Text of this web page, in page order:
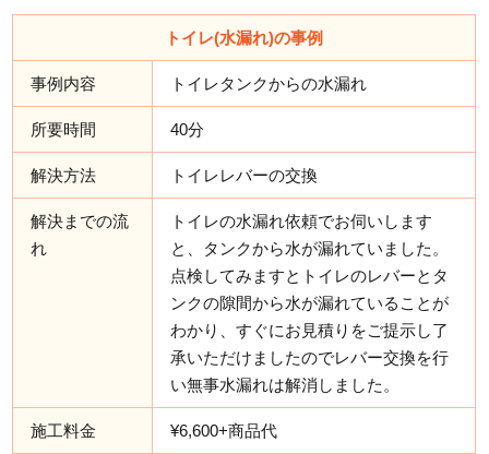
トイレ(水漏れ)の事例
事例内容 トイレタンクからの水漏れ
所要時間 40分
解決方法 トイレレバーの交換
解決までの流
れ
トイレの水漏れ依頼でお伺いします
と、タンクから水が漏れていました。
点検してみますとトイレのレバーとタ
ンクの隙間から水が漏れていることが
わかり、すぐにお見積りをご提示し了
承いただけましたのでレバー交換を行
い無事水漏れは解消しました。
施工料金 ¥6,600+商品代